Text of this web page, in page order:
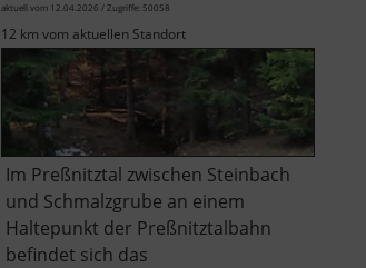
aktuell vom 12.04.2026 / Zugriffe: 50058
12 km vom aktuellen Standort
Im Preßnitztal zwischen Steinbach
und Schmalzgrube an einem
Haltepunkt der Preßnitztalbahn
befindet sich das